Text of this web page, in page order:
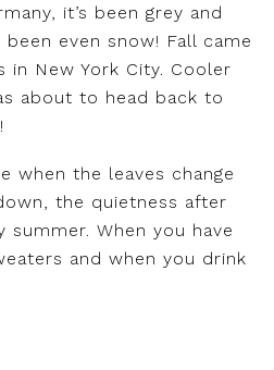
it’s been grey and
even snow! Fall came
in New York City. Cooler
about to head back to
when the leaves change
the quietness after
summer. When you have
and when you drink